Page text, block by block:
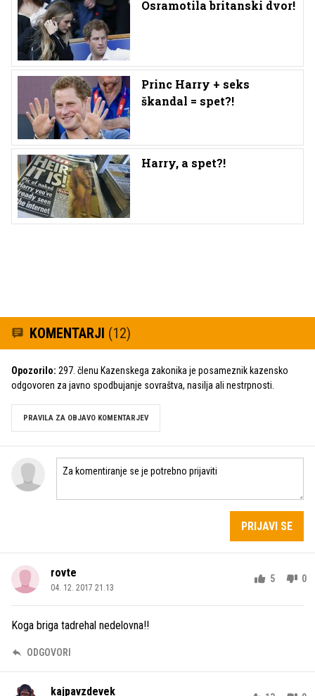
Osramotila britanski dvor!
Princ Harry + seks
škandal = spet?!
Harry, a spet?!
KOMENTARJI (12)
Opozorilo: 297. členu Kazenskega zakonika je posameznik kazensko
odgovoren za javno spodbujanje sovraštva, nasilja ali nestrpnosti.
PRAVILA ZA OBJAVO KOMENTARJEV
PRIJAVI SE
rovte
04. 12. 2017 21.13
5 0
Koga briga tadrehal nedelovna!!
ODGOVORI
kajpavzdevek